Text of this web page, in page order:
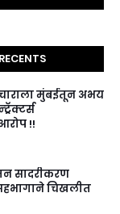
RECENTS
मुंबईतून अभय
!!
सादरीकरण
चिखलीत